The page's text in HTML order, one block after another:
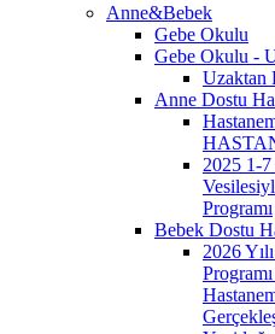
Anne&Bebek
Gebe Okulu
Gebe Okulu -
Uzaktan
Anne Dostu
2025 1-
Programı
Bebek Dostu
2026